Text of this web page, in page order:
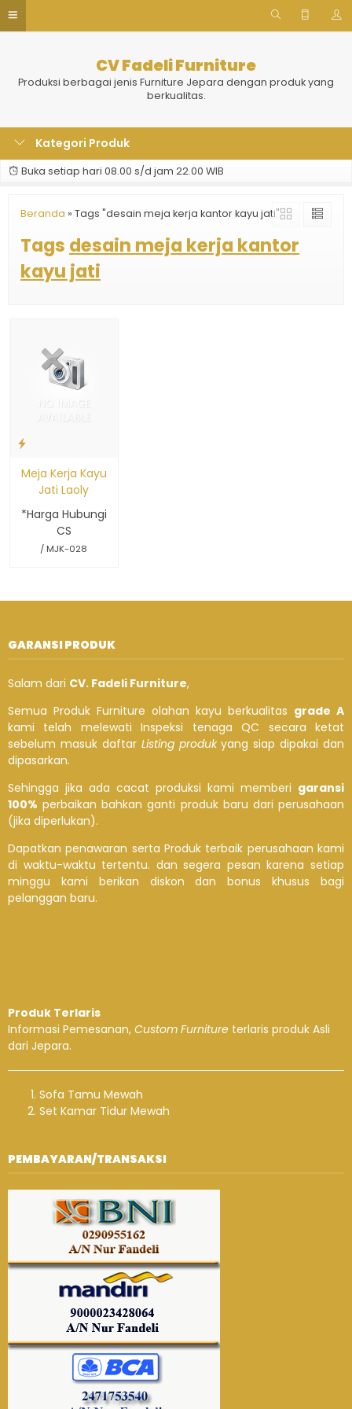
CV Fadeli Furniture
Produksi berbagai jenis Furniture Jepara dengan produk yang
berkualitas.
Kategori Produk
Buka setiap hari 08.00 s/d jam 22.00 WIB
Beranda » Tags "desain meja kerja kantor kayu jati"
Tags desain meja kerja kantor
kayu jati
Meja Kerja Kayu
Jati Laoly
*Harga Hubungi
CS
/ MJK-028
GARANSI PRODUK
Salam dari CV. Fadeli Furniture,
Semua Produk Furniture olahan kayu berkualitas grade A
kami telah melewati Inspeksi tenaga QC secara ketat
sebelum masuk daftar Listing produkyang siap dipakai dan
dipasarkan.
Sehingga jika ada cacat produksi kami memberi garansi
100% perbaikan bahkan ganti produk baru dari perusahaan
(jika diperlukan).
Dapatkan penawaran serta Produk terbaik perusahaan kami
di waktu-waktu tertentu. dan segera pesan karena setiap
minggu kami berikan diskon dan bonus khusus bagi
pelanggan baru.
Produk Terlaris
Informasi Pemesanan, Custom Furniture terlaris produk Asli
dari Jepara.
Sofa Tamu Mewah
Set Kamar Tidur Mewah
PEMBAYARAN/TRANSAKSI